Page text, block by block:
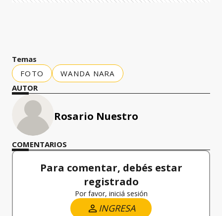
Temas
FOTO
WANDA NARA
AUTOR
Rosario Nuestro
COMENTARIOS
Para comentar, debés estar
registrado
Por favor, iniciá sesión
INGRESA